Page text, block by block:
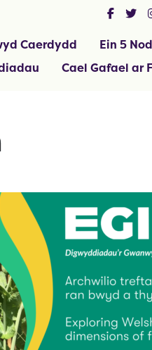
Caerdydd
Ein 5
Cael Gafael ar